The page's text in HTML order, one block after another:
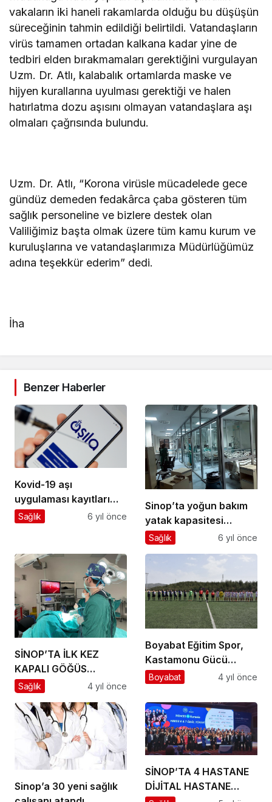
vakaların iki haneli rakamlarda olduğu bu düşüşün
süreceğinin tahmin edildiği belirtildi. Vatandaşların
virüs tamamen ortadan kalkana kadar yine de
tedbiri elden bırakmamaları gerektiğini vurgulayan
Uzm. Dr. Atlı, kalabalık ortamlarda maske ve
hijyen kurallarına uyulması gerektiği ve halen
hatırlatma dozu aşısını olmayan vatandaşlara aşı
olmaları çağrısında bulundu.
Uzm. Dr. Atlı, “Korona virüsle mücadelede gece
gündüz demeden fedakârca çaba gösteren tüm
sağlık personeline ve bizlere destek olan
Valiliğimiz başta olmak üzere tüm kamu kurum ve
kuruluşlarına ve vatandaşlarımıza Müdürlüğümüz
adına teşekkür ederim” dedi.
İha
Benzer Haberler
Kovid-19 aşı
uygulaması kayıtları
‘aşıla’ mobil
Sağlık 6 yıl önce
Sinop’ta yoğun bakım
yatak kapasitesi
artırıldı
Sağlık 6 yıl önce
SİNOP’TA İLK KEZ
KAPALI GÖĞÜS
CERRAHİSİ AMELİYATI
Sağlık 4 yıl önce
Boyabat Eğitim Spor,
Kastamonu Gücü
Spor’u tek golle devirdi
Boyabat 4 yıl önce
Sinop’a 30 yeni sağlık
SİNOP’TA 4 HASTANE
DİJİTAL HASTANE